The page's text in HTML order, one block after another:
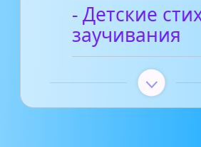
- Детские
заучивания